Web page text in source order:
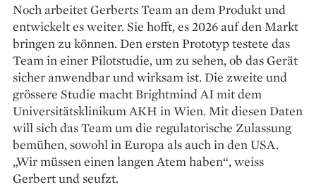
Noch arbeitet Gerberts Team an dem Produkt und
entwickelt es weiter. Sie hofft, es 2026 auf den Markt
bringen zu können. Den ersten Prototyp testete das
Team in einer Pilotstudie, um zu sehen, ob das Gerät
sicher anwendbar und wirksam ist. Die zweite und
grössere Studie macht Brightmind AI mit dem
Universitätsklinikum AKH in Wien. Mit diesen Daten
will sich das Team um die regulatorische Zulassung
bemühen, sowohl in Europa als auch in den USA.
„Wir müssen einen langen Atem haben“, weiss
Gerbert und seufzt.